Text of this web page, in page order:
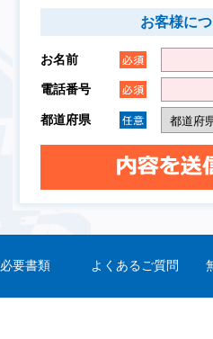
お客様に
お名前
電話番号
都道府県
必要書類 よくあるご質問